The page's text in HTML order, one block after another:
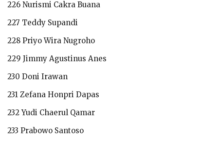
226 Nurismi Cakra Buana
227 Teddy Supandi
228 Priyo Wira Nugroho
229 Jimmy Agustinus Anes
230 Doni Irawan
231 Zefana Honpri Dapas
232 Yudi Chaerul Qamar
233 Prabowo Santoso